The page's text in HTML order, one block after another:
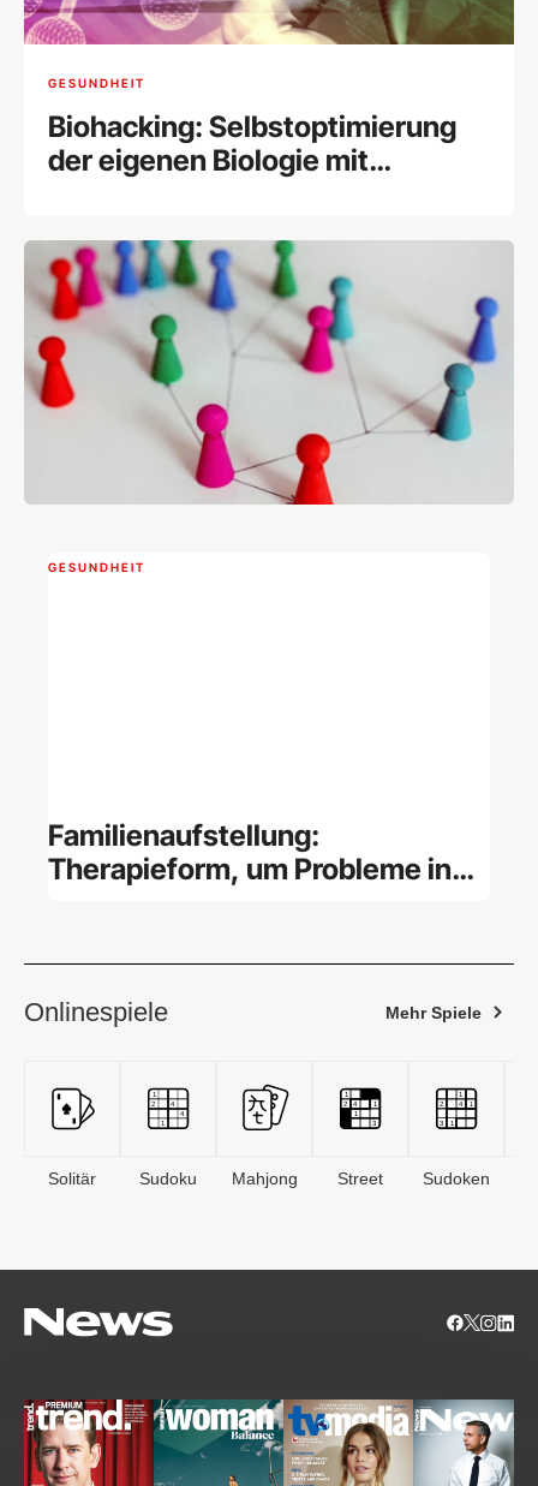
GESUNDHEIT
Biohacking: Selbstoptimierung
der eigenen Biologie mit
GESUNDHEIT
Familienaufstellung:
Therapieform, um Probleme in
Onlinespiele Mehr Spiele
Solitär Sudoku Mahjong Street Sudoken